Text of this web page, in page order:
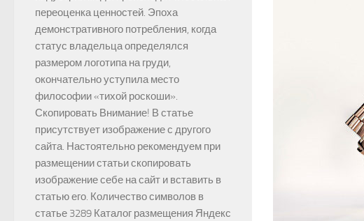
переоценка ценностей. Эпоха
демонстративного потребления, когда
статус владельца определялся
размером логотипа на груди,
окончательно уступила место
философии «тихой роскоши».
Скопировать Внимание! В статье
присутствует изображение с другого
сайта. Настоятельно рекомендуем при
размещении статьи скопировать
изображение себе на сайт и вставить в
статью его. Количество символов в
статье 3289 Каталог размещения Яндекс